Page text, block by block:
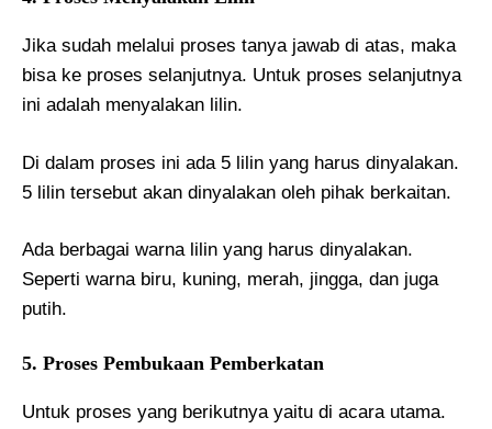
Jika sudah melalui proses tanya jawab di atas, maka
bisa ke proses selanjutnya. Untuk proses selanjutnya
ini adalah menyalakan lilin.
Di dalam proses ini ada 5 lilin yang harus dinyalakan.
5 lilin tersebut akan dinyalakan oleh pihak berkaitan.
Ada berbagai warna lilin yang harus dinyalakan.
Seperti warna biru, kuning, merah, jingga, dan juga
putih.
5. Proses Pembukaan Pemberkatan
Untuk proses yang berikutnya yaitu di acara utama.